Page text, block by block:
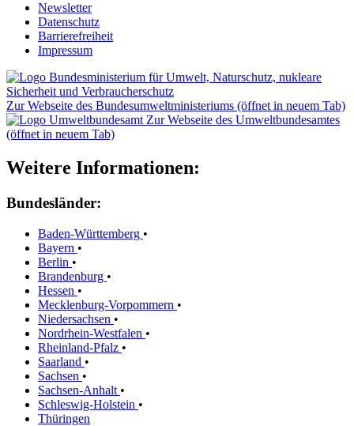
Newsletter
Datenschutz
Barrierefreiheit
Impressum
Zur Webseite des Bundesumweltministeriums (öffnet in neuem Tab)
Zur Webseite des Umweltbundesamtes
(öffnet in neuem Tab)
Weitere Informationen:
Bundesländer:
Baden-Württemberg •
Bayern •
Berlin •
Brandenburg •
Hessen •
Mecklenburg-Vorpommern •
Niedersachsen •
Nordrhein-Westfalen •
Rheinland-Pfalz •
Saarland •
Sachsen •
Sachsen-Anhalt •
Schleswig-Holstein •
Thüringen